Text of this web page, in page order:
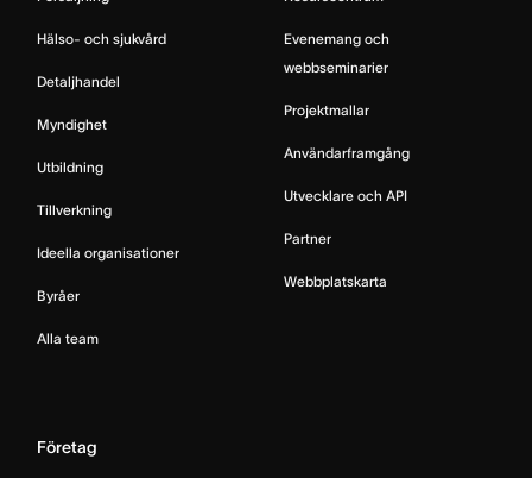
Hälso- och sjukvård
Detaljhandel
Myndighet
Utbildning
Tillverkning
Ideella organisationer
Byråer
Alla team
Evenemang och
webbseminarier
Projektmallar
Användarframgång
Utvecklare och API
Partner
Webbplatskarta
Företag